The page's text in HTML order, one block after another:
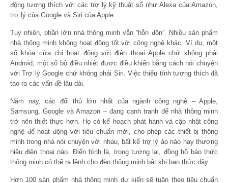
động tương thích với các trợ lý kỹ thuật số như Alexa của Amazon,
trợ lý của Google và Siri của Apple.
Tuy nhiên, phần lớn nhà thông minh vẫn “hỗn độn”. Nhiều sản phẩm
nhà thông minh không hoạt động tốt với công nghệ khác. Ví dụ, một
số khóa cửa chỉ hoạt động với điện thoại Apple chứ không phải
Android; một số bộ điều nhiệt được điều khiển bằng cách nói chuyện
với Trợ lý Google chứ không phải Siri. Việc thiếu tính tương thích đã
tạo ra các vấn đề lâu dài.
Năm nay, các đối thủ lớn nhất của ngành công nghệ – Apple,
Samsung, Google và Amazon – đang cạnh tranh để nhà thông minh
trở nên thiết thực hơn. Họ có kế hoạch phát hành và cập nhật công
nghệ để hoạt động với tiêu chuẩn mới, cho phép các thiết bị thông
minh trong nhà nói chuyện với nhau, bất kể trợ lý ảo nào hay thương
hiệu điện thoại nào. Điển hình là, trong tương lai, đồng hồ báo thức
thông minh có thể ra lệnh cho đèn thông minh bật khi bạn thức dậy.
Hơn 100 sản phẩm nhà thông minh dự kiến ​​sẽ tuân theo tiêu chuẩn